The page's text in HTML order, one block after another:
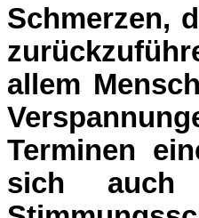
Schmerzen,
allem
Terminen
sich auch